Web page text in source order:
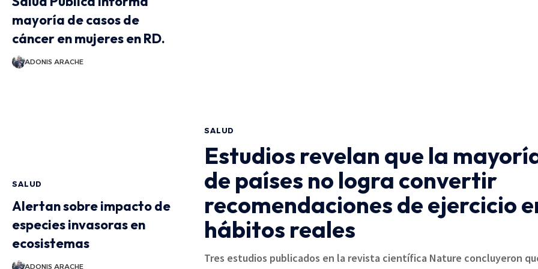
mayoría de casos de
cáncer en mujeres en RD.
ADONIS ARACHE
SALUD
Alertan sobre impacto de
especies invasoras en
ecosistemas
ADONIS ARACHE
SALUD
Estudios revelan que la
de países no logra convertir
recomendaciones de ejercicio
hábitos reales
Tres estudios publicados en la revista científica Nature concluyeron